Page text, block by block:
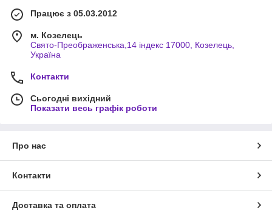
Працює з 05.03.2012
м. Козелець
Свято-Преображенська,14 індекс 17000, Козелець,
Україна
Контакти
Сьогодні вихідний
Показати весь графік роботи
Про нас
Контакти
Доставка та оплата